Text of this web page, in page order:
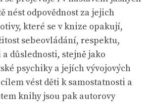
nést odpovědnost za jejich
které se v knize opakují,
sebeovládání, respektu,
a důslednosti, stejně jako
psychiky a jejích vývojových
vést děti k samostatnosti a
knihy jsou pak autorovy